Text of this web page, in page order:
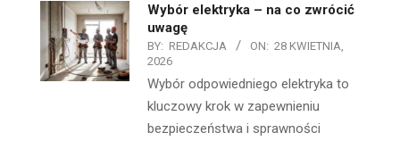
Wybór elektryka – na co zwrócić
uwagę
BY: REDAKCJA ON: 28 KWIETNIA,
2026
Wybór odpowiedniego elektryka to
kluczowy krok w zapewnieniu
bezpieczeństwa i sprawności